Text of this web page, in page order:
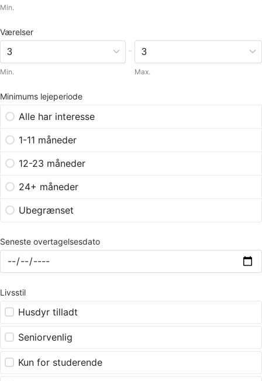
Min.
Værelser
Min.
-
Max.
Minimums lejeperiode
Alle har interesse
1-11 måneder
12-23 måneder
24+ måneder
Ubegrænset
Seneste overtagelsesdato
Livsstil
Husdyr tilladt
Seniorvenlig
Kun for studerende